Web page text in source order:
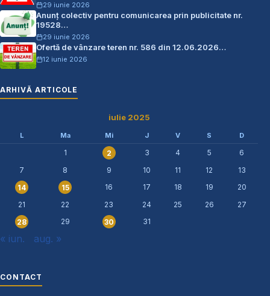
29 iunie 2026
Anunț colectiv pentru comunicarea prin publicitate nr.
19528…
29 iunie 2026
Ofertă de vânzare teren nr. 586 din 12.06.2026…
12 iunie 2026
ARHIVĂ ARTICOLE
iulie 2025
L Ma Mi J V S D
1 2 3 4 5
6
7
8 9 10 11 12
13
14
15 16 17 18 19
20
21
22 23 24 25 26
27
28
29 30 31
« iun. aug. »
CONTACT